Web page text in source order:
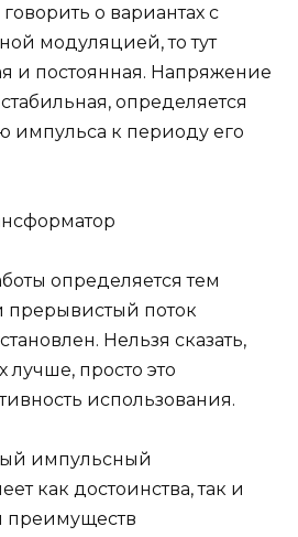
о вариантах с
модуляцией, то тут
и постоянная. Напряжение
определяется
импульса к периоду его
определяется тем
поток
Нельзя сказать,
лучше, просто это
использования.
импульсный
как достоинства, так и
преимуществ